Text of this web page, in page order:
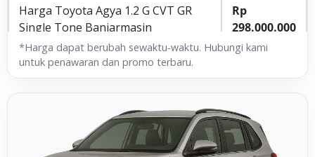
Harga Toyota Agya 1.2 G CVT GR
Single Tone Banjarmasin
Rp
298.000.000
Harga Toyota Agya 1.2 G CVT GR
Dual Tone Banjarmasin
301.000.000
*Harga dapat berubah sewaktu-waktu. Hubungi kami
untuk penawaran dan promo terbaru.